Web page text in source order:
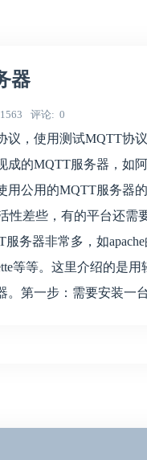
器
1563 评论 0
议，使用测试MQTT协
成的MQTT服务器，如
用公用的MQTT服务器
性差些，有的平台还需
务器非常多，如
等等。这里介绍的是
。第一步：需要安装一